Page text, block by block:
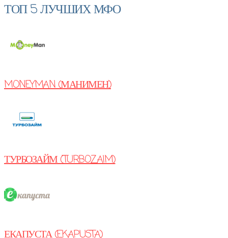
ТОП 5 ЛУЧШИХ МФО
MONEYMAN (МАНИМЕН)
ТУРБОЗАЙМ (TURBOZAIM)
ЕКАПУСТА (EKAPUSTA)